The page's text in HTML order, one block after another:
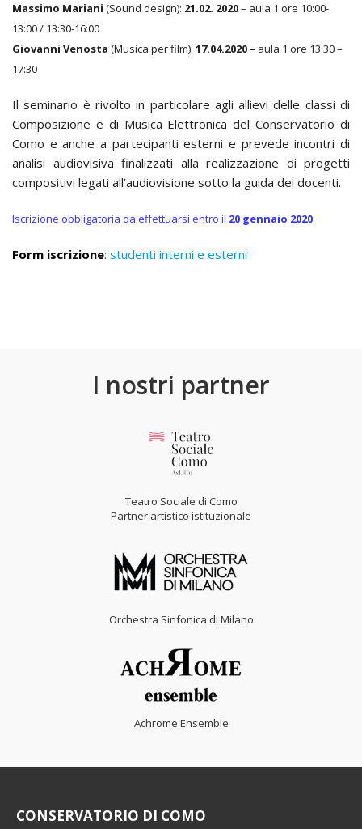
Massimo Mariani (Sound design): 21.02. 2020– aula 1 ore 10:00-
13:00 / 13:30-16:00
Giovanni Venosta (Musica per film): 17.04.2020 – aula 1 ore 13:30 –
17:30
Il seminario è rivolto in particolare agli allievi delle classi di
Composizione e di Musica Elettronica del Conservatorio di
Como e anche a partecipanti esterni e prevede incontri di
analisi audiovisiva finalizzati alla realizzazione di progetti
compositivi legati all’audiovisione sotto la guida dei docenti.
Iscrizione obbligatoria da effettuarsi entro il 20 gennaio 2020
Form iscrizione: studenti interni e esterni
I nostri partner
Teatro Sociale di Como
Partner artistico istituzionale
Orchestra Sinfonica di Milano
Achrome Ensemble
CONSERVATORIO DI COMO